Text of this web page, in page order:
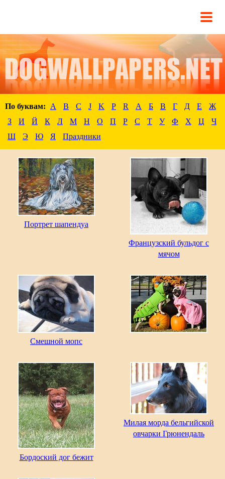
По буквам: A B C J K P R А Б В Г Д Е
Ж
З
И Й К Л М Н О П Р С Т У Ф Х Ц
Ч
Ш
Э Ю Я Праздники
Портрет шапендуа
Французский бульдог с
мячом
Смешной мопс
Бордоский дог бежит
Милая морда бельгийской
овчарки Грюнендаль